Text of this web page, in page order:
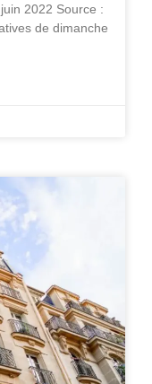
2022 Source :
de dimanche